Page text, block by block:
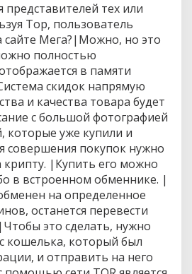
представителей тех или
Тор, пользователь
сайте Мега?|Можно, но это
полностью
в памяти
скидок напрямую
и качества товара будет
с большой фотографией
которые уже купили и
совершения покупок нужно
крипту. |Купить его можно
в встроенном обменнике. |
на определенное
останется перевести
это сделать, нужно
кошелька, который был
и отправить на него